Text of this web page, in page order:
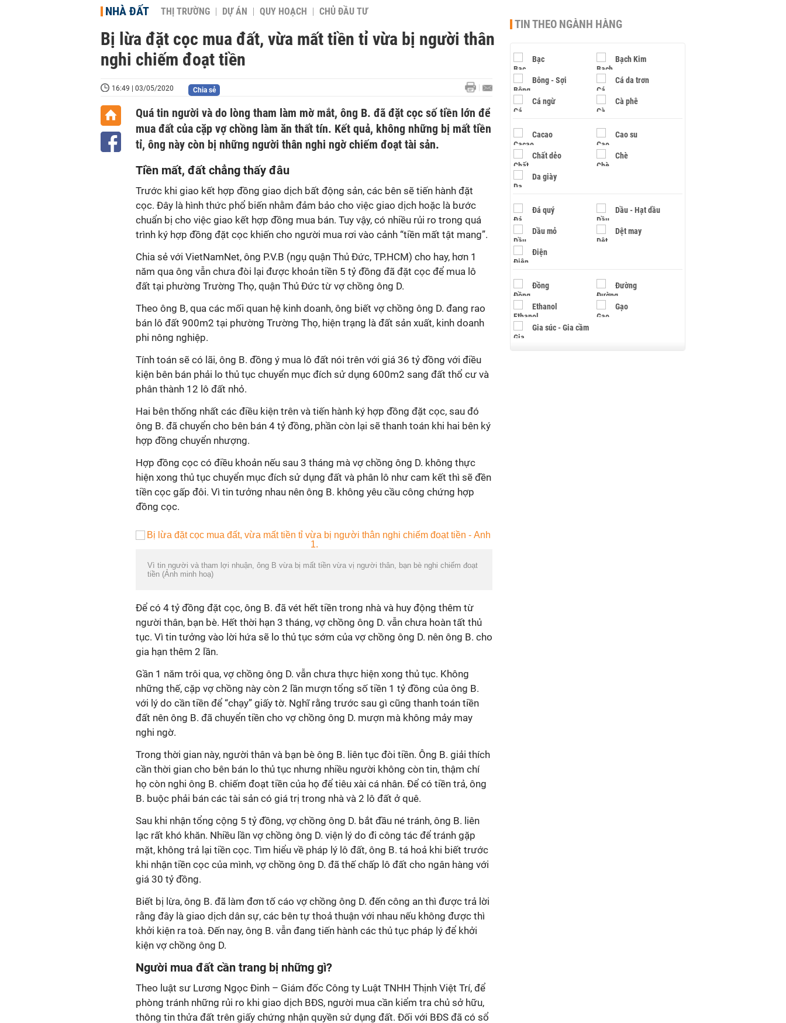
NHÀ ĐẤT THỊ TRƯỜNG DỰ ÁN QUY HOẠCH CHỦ ĐẦU TƯ
Bị lừa đặt cọc mua đất, vừa mất tiền tỉ vừa bị người thân
nghi chiếm đoạt tiền
16:49 | 03/05/2020 Chia sẻ
Quá tin người và do lòng tham làm mờ mắt, ông B. đã đặt cọc số tiền lớn để
mua đất của cặp vợ chồng làm ăn thất tín. Kết quả, không những bị mất tiền
tỉ, ông này còn bị những người thân nghi ngờ chiếm đoạt tài sản.
Tiền mất, đất chẳng thấy đâu
Trước khi giao kết hợp đồng giao dịch bất động sản, các bên sẽ tiến hành đặt
cọc. Đây là hình thức phổ biến nhằm đảm bảo cho việc giao dịch hoặc là bước
chuẩn bị cho việc giao kết hợp đồng mua bán. Tuy vậy, có nhiều rủi ro trong quá
trình ký hợp đồng đặt cọc khiến cho người mua rơi vào cảnh “tiền mất tật mang”.
Chia sẻ với VietNamNet, ông P.V.B (ngụ quận Thủ Đức, TP.HCM) cho hay, hơn 1
năm qua ông vẫn chưa đòi lại được khoản tiền 5 tỷ đồng đã đặt cọc để mua lô
đất tại phường Trường Thọ, quận Thủ Đức từ vợ chồng ông D.
Theo ông B, qua các mối quan hệ kinh doanh, ông biết vợ chồng ông D. đang rao
bán lô đất 900m2 tại phường Trường Thọ, hiện trạng là đất sản xuất, kinh doanh
phi nông nghiệp.
Tính toán sẽ có lãi, ông B. đồng ý mua lô đất nói trên với giá 36 tỷ đồng với điều
kiện bên bán phải lo thủ tục chuyển mục đích sử dụng 600m2 sang đất thổ cư và
phân thành 12 lô đất nhỏ.
Hai bên thống nhất các điều kiện trên và tiến hành ký hợp đồng đặt cọc, sau đó
ông B. đã chuyển cho bên bán 4 tỷ đồng, phần còn lại sẽ thanh toán khi hai bên ký
hợp đồng chuyển nhượng.
Hợp đồng cọc có điều khoản nếu sau 3 tháng mà vợ chồng ông D. không thực
hiện xong thủ tục chuyển mục đích sử dụng đất và phân lô như cam kết thì sẽ đền
tiền cọc gấp đôi. Vì tin tưởng nhau nên ông B. không yêu cầu công chứng hợp
đồng cọc.
Vì tin người và tham lợi nhuận, ông B vừa bị mất tiền vừa vị người thân, bạn bè nghi chiếm đoạt
tiền (Ảnh minh hoạ)
Để có 4 tỷ đồng đặt cọc, ông B. đã vét hết tiền trong nhà và huy động thêm từ
người thân, bạn bè. Hết thời hạn 3 tháng, vợ chồng ông D. vẫn chưa hoàn tất thủ
tục. Vì tin tưởng vào lời hứa sẽ lo thủ tục sớm của vợ chồng ông D. nên ông B. cho
gia hạn thêm 2 lần.
Gần 1 năm trôi qua, vợ chồng ông D. vẫn chưa thực hiện xong thủ tục. Không
những thế, cặp vợ chồng này còn 2 lần mượn tổng số tiền 1 tỷ đồng của ông B.
với lý do cần tiền để “chạy” giấy tờ. Nghĩ rằng trước sau gì cũng thanh toán tiền
đất nên ông B. đã chuyển tiền cho vợ chồng ông D. mượn mà không mảy may
nghi ngờ.
Trong thời gian này, người thân và bạn bè ông B. liên tục đòi tiền. Ông B. giải thích
cần thời gian cho bên bán lo thủ tục nhưng nhiều người không còn tin, thậm chí
họ còn nghi ông B. chiếm đoạt tiền của họ để tiêu xài cá nhân. Để có tiền trả, ông
B. buộc phải bán các tài sản có giá trị trong nhà và 2 lô đất ở quê.
Sau khi nhận tổng cộng 5 tỷ đồng, vợ chồng ông D. bắt đầu né tránh, ông B. liên
lạc rất khó khăn. Nhiều lần vợ chồng ông D. viện lý do đi công tác để tránh gặp
mặt, không trả lại tiền cọc. Tìm hiểu về pháp lý lô đất, ông B. tá hoả khi biết trước
khi nhận tiền cọc của mình, vợ chồng ông D. đã thế chấp lô đất cho ngân hàng với
giá 30 tỷ đồng.
Biết bị lừa, ông B. đã làm đơn tố cáo vợ chồng ông D. đến công an thì được trả lời
rằng đây là giao dịch dân sự, các bên tự thoả thuận với nhau nếu không được thì
khởi kiện ra toà. Đến nay, ông B. vẫn đang tiến hành các thủ tục pháp lý để khởi
kiện vợ chồng ông D.
Người mua đất cần trang bị những gì?
Theo luật sư Lương Ngọc Đinh – Giám đốc Công ty Luật TNHH Thịnh Việt Trí, để
phòng tránh những rủi ro khi giao dịch BĐS, người mua cần kiểm tra chủ sở hữu,
thông tin thửa đất trên giấy chứng nhận quyền sử dụng đất. Đối với BĐS đã có sổ
TIN THEO NGÀNH HÀNG
Bạc Bạch Kim
Bông - Sợi Cá da trơn
Cá ngừ Cà phê
Cacao Cao su
Chất dẻo Chè
Da giày
Đá quý Dầu - Hạt dầu
Dầu mỏ Dệt may
Điện
Đồng Đường
Ethanol Gạo
Gia súc - Gia cầm